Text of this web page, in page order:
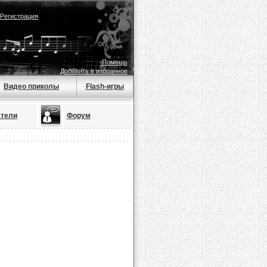
Регистрация
Помощь
Добавить в избранное
Видео приколы Flash-игры
Форум